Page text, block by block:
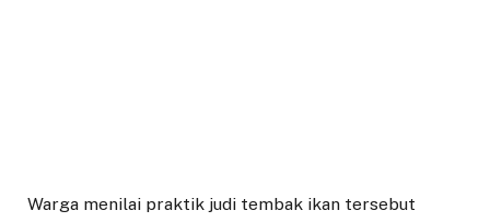
Warga menilai praktik judi tembak ikan tersebut